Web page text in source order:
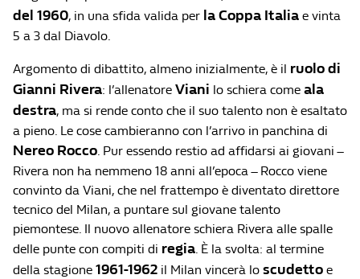
del 1960, in una sfida valida per la Coppa Italia e vinta
5 a 3 dal Diavolo.
Argomento di dibattito, almeno inizialmente, è il ruolo di
Gianni Rivera: l’allenatore Viani lo schiera come ala
destra, ma si rende conto che il suo talento non è esaltato
a pieno. Le cose cambieranno con l’arrivo in panchina di
Nereo Rocco. Pur essendo restio ad affidarsi ai giovani –
Rivera non ha nemmeno 18 anni all’epoca – Rocco viene
convinto da Viani, che nel frattempo è diventato direttore
tecnico del Milan, a puntare sul giovane talento
piemontese. Il nuovo allenatore schiera Rivera alle spalle
delle punte con compiti di regia. È la svolta: al termine
della stagione 1961-1962 il Milan vincerà lo scudetto e